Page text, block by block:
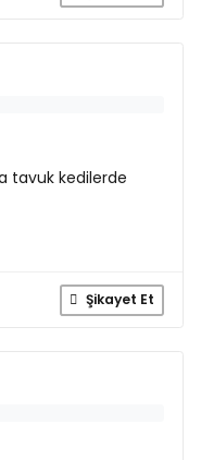
tavuk kedilerde
Şikayet Et